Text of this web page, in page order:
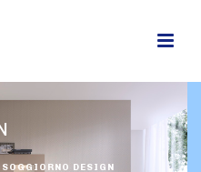
SOGGIORNO DESIGN